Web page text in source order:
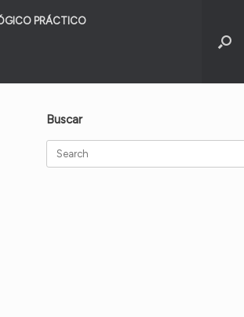
PRÁCTICO
Buscar
Search